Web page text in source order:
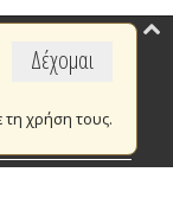
Δέχομαι
χρήση τους.